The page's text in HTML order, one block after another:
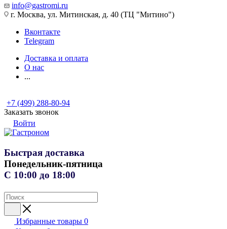
info@gastromi.ru
г. Москва, ул. Митинская, д. 40 (ТЦ "Митино")
Вконтакте
Telegram
Доставка и оплата
О нас
...
+7 (499) 288-80-94
Заказать звонок
Войти
Быстрая доставка
Понедельник-пятница
С 10:00 до 18:00
Избранные товары 0